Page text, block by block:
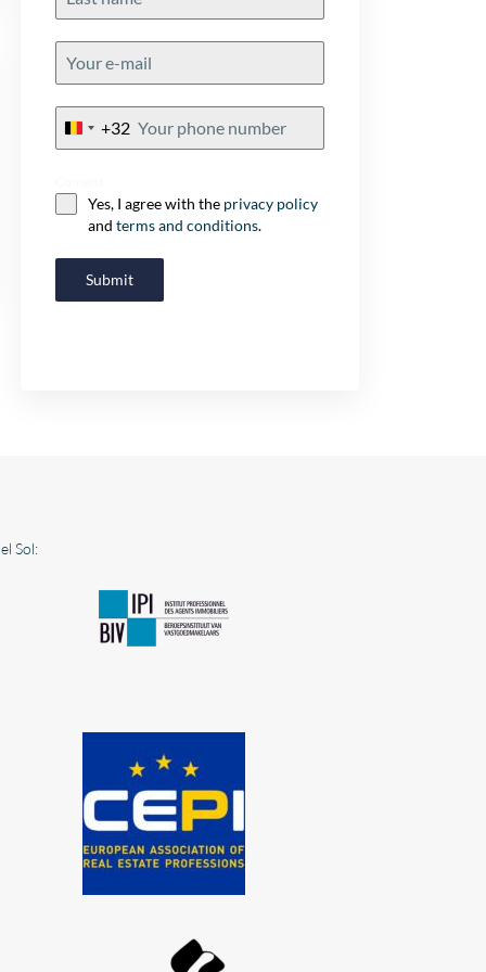
Belgium
+32
Yes, I agree with the privacy policy
and terms and conditions.
Submit
Sol: